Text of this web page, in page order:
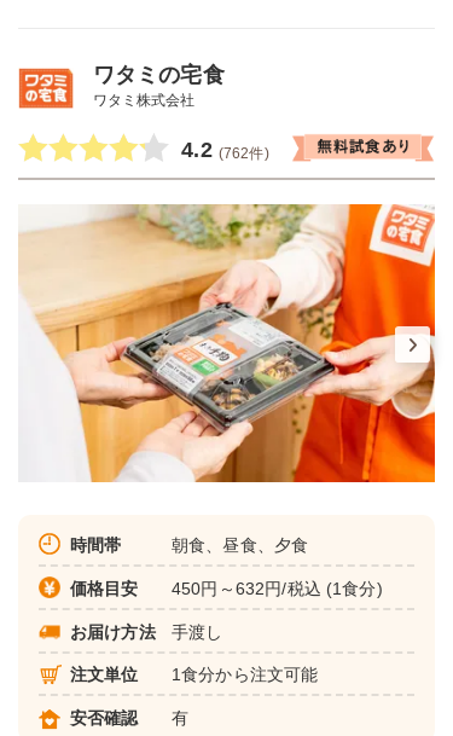
ワタミの宅食
ワタミ株式会社
4.2 (762件)
時間帯 朝食、昼食、夕食
価格目安 450円～632円/税込 (1食分)
お届け方法 手渡し
注文単位 1食分から注文可能
安否確認 有